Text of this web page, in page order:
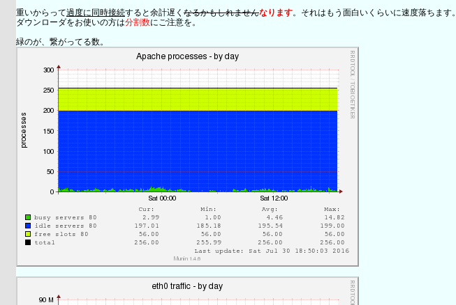
重いからって過度に同時接続すると余計遅く なるかもしれませんなります。それはもう面白いくらいに速度落ちます。
ダウンローダをお使いの方は分割数にご注意を。
緑のが、繋がってる数。